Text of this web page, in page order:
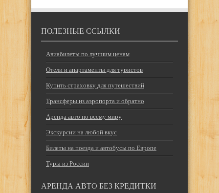
ПОЛЕЗНЫЕ ССЫЛКИ
Авиабилеты по лучшим ценам
Отели и апартаменты для туристов
Купить страховку для путешествий
Трансферы из аэропорта и обратно
Аренда авто по всему миру
Экскурсии на любой вкус
Билеты на поезда и автобусы по Европе
Туры из России
АРЕНДА АВТО БЕЗ КРЕДИТКИ